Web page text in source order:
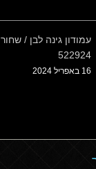
עמודון גינה לבן / שחור
522924
16 באפריל 2024